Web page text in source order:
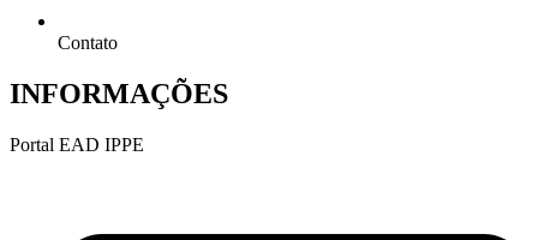
Contato
INFORMAÇÕES
Portal EAD IPPE